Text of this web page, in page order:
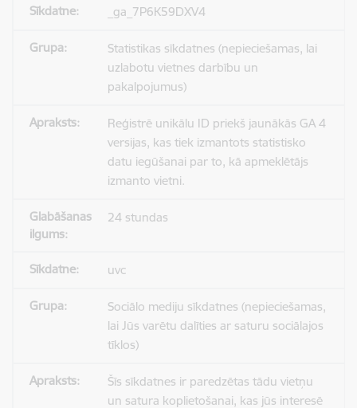
_ga_7P6K59DXV4
Statistikas sīkdatnes (nepieciešamas, lai
uzlabotu vietnes darbību un
pakalpojumus)
Reģistrē unikālu ID priekš jaunākās GA 4
versijas, kas tiek izmantots statistisko
datu iegūšanai par to, kā apmeklētājs
izmanto vietni.
24 stundas
uvc
Sociālo mediju sīkdatnes (nepieciešamas,
lai Jūs varētu dalīties ar saturu sociālajos
tīklos)
Šīs sīkdatnes ir paredzētas tādu vietņu
un satura koplietošanai, kas jūs interesē